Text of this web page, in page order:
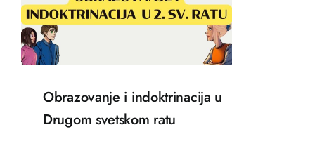
Obrazovanje i indoktrinacija u
Drugom svetskom ratu